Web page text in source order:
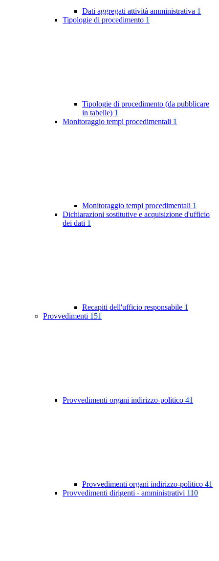
Dati aggregati attività amministrativa 1
Tipologie di procedimento 1
Tipologie di procedimento (da pubblicare
in tabelle) 1
Monitoraggio tempi procedimentali 1
Monitoraggio tempi procedimentali 1
Dichiarazioni sostitutive e acquisizione d'ufficio
dei dati 1
Recapiti dell'ufficio responsabile 1
Provvedimenti 151
Provvedimenti organi indirizzo-politico 41
Provvedimenti organi indirizzo-politico 41
Provvedimenti dirigenti - amministrativi 110